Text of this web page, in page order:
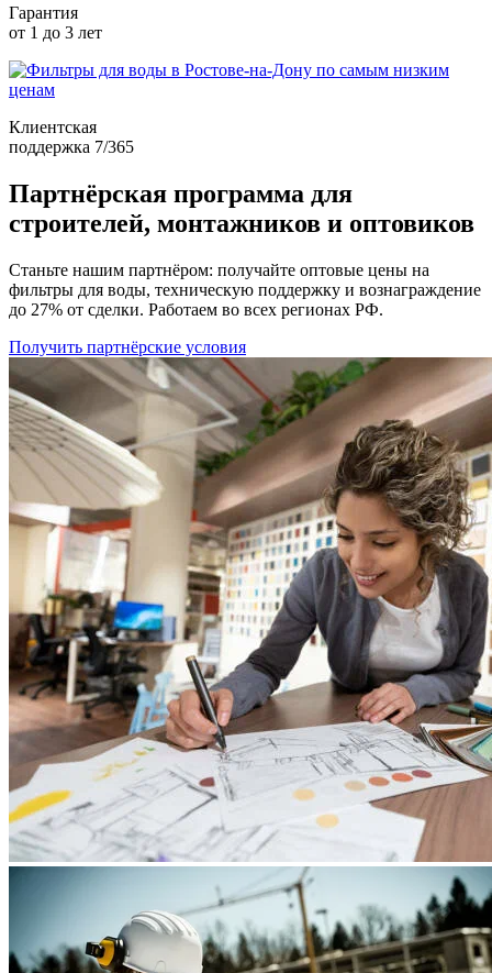
Гарантия
от 1 до 3 лет
Клиентская
поддержка 7/365
Партнёрская программа для
строителей, монтажников и оптовиков
Станьте нашим партнёром: получайте оптовые цены на
фильтры для воды, техническую поддержку и вознаграждение
до 27% от сделки. Работаем во всех регионах РФ.
Получить партнёрские условия